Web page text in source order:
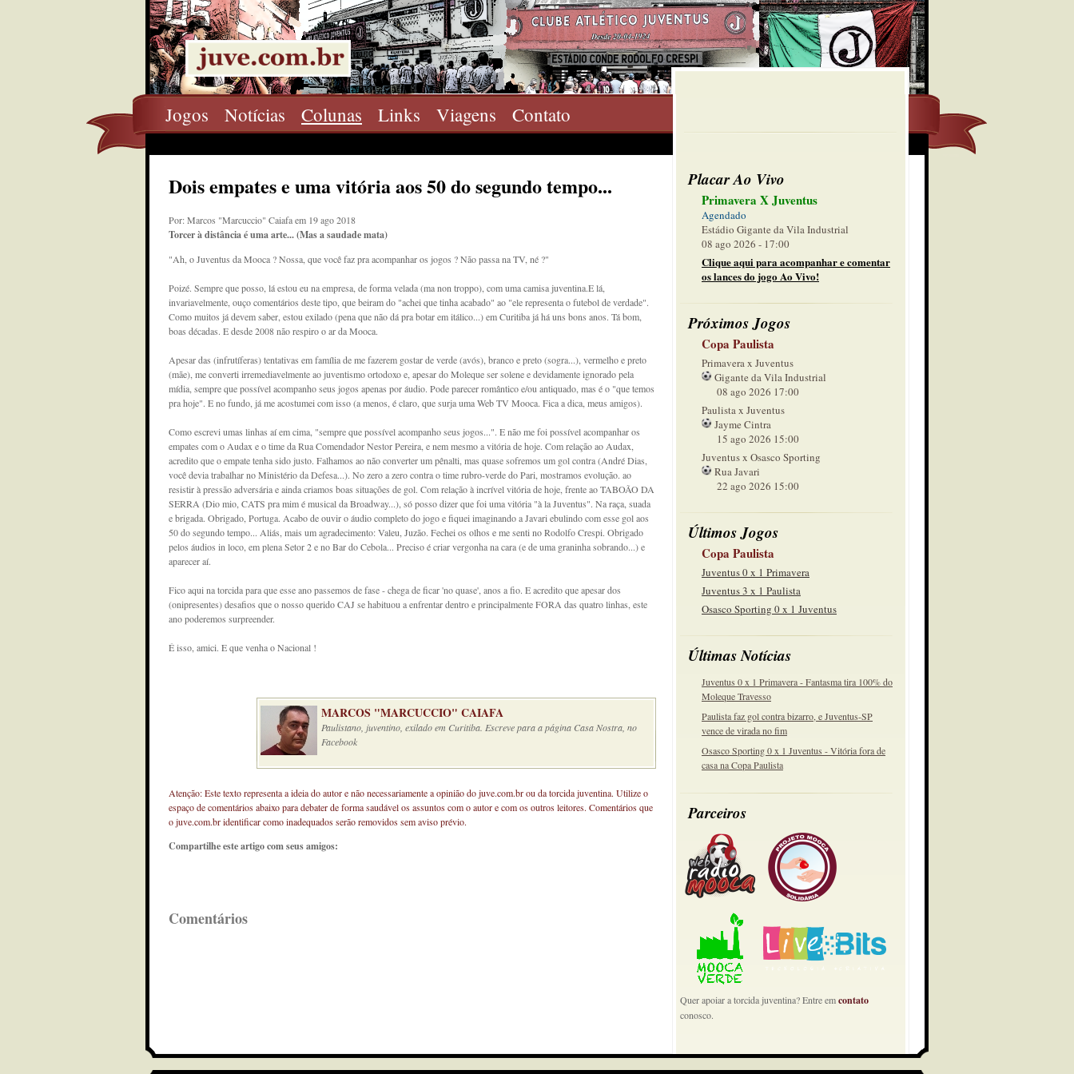
Jogos Notícias Colunas Links Viagens Contato
Placar Ao Vivo
Primavera X Juventus
Agendado
Estádio Gigante da Vila Industrial
08 ago 2026 - 17:00
Clique aqui para acompanhar e comentar
os lances do jogo Ao Vivo!
Próximos Jogos
Copa Paulista
Primavera x Juventus
Gigante da Vila Industrial
08 ago 2026 17:00
Paulista x Juventus
Jayme Cintra
15 ago 2026 15:00
Juventus x Osasco Sporting
Rua Javari
22 ago 2026 15:00
Últimos Jogos
Copa Paulista
Juventus 0 x 1 Primavera
Juventus 3 x 1 Paulista
Osasco Sporting 0 x 1 Juventus
Últimas Notícias
Juventus 0 x 1 Primavera - Fantasma tira 100% do
Moleque Travesso
Paulista faz gol contra bizarro, e Juventus-SP
vence de virada no fim
Osasco Sporting 0 x 1 Juventus - Vitória fora de
casa na Copa Paulista
Parceiros
Quer apoiar a torcida juventina? Entre emcontato
conosco.
Dois empates e uma vitória aos 50 do segundo tempo...
Por: Marcos "Marcuccio" Caiafa em 19 ago 2018
Torcer à distância é uma arte... (Mas a saudade mata)
"Ah, o Juventus da Mooca ? Nossa, que você faz pra acompanhar os jogos ? Não passa na TV, né ?"
Poizé. Sempre que posso, lá estou eu na empresa, de forma velada (ma non troppo), com uma camisa juventina.E lá,
invariavelmente, ouço comentários deste tipo, que beiram do "achei que tinha acabado" ao "ele representa o futebol de verdade".
Como muitos já devem saber, estou exilado (pena que não dá pra botar em itálico...) em Curitiba já há uns bons anos. Tá bom,
boas décadas. E desde 2008 não respiro o ar da Mooca.
Apesar das (infrutíferas) tentativas em família de me fazerem gostar de verde (avós), branco e preto (sogra...), vermelho e preto
(mãe), me converti irremediavelmente ao juventismo ortodoxo e, apesar do Moleque ser solene e devidamente ignorado pela
mídia, sempre que possível acompanho seus jogos apenas por áudio. Pode parecer romântico e/ou antiquado, mas é o "que temos
pra hoje". E no fundo, já me acostumei com isso (a menos, é claro, que surja uma Web TV Mooca. Fica a dica, meus amigos).
Como escrevi umas linhas aí em cima, "sempre que possível acompanho seus jogos...". E não me foi possível acompanhar os
empates com o Audax e o time da Rua Comendador Nestor Pereira, e nem mesmo a vitória de hoje. Com relação ao Audax,
acredito que o empate tenha sido justo. Falhamos ao não converter um pênalti, mas quase sofremos um gol contra (André Dias,
você devia trabalhar no Ministério da Defesa...). No zero a zero contra o time rubro-verde do Pari, mostramos evolução. ao
resistir à pressão adversária e ainda criamos boas situações de gol. Com relação à incrível vitória de hoje, frente ao TABOÃO DA
SERRA (Dio mio, CATS pra mim é musical da Broadway...), só posso dizer que foi uma vitória "à la Juventus". Na raça, suada
e brigada. Obrigado, Portuga. Acabo de ouvir o áudio completo do jogo e fiquei imaginando a Javari ebulindo com esse gol aos
50 do segundo tempo... Aliás, mais um agradecimento: Valeu, Juzão. Fechei os olhos e me senti no Rodolfo Crespi. Obrigado
pelos áudios in loco, em plena Setor 2 e no Bar do Cebola... Preciso é criar vergonha na cara (e de uma graninha sobrando...) e
aparecer aí.
Fico aqui na torcida para que esse ano passemos de fase - chega de ficar 'no quase', anos a fio. E acredito que apesar dos
(onipresentes) desafios que o nosso querido CAJ se habituou a enfrentar dentro e principalmente FORA das quatro linhas, este
ano poderemos surpreender.
É isso, amici. E que venha o Nacional !
MARCOS "MARCUCCIO" CAIAFA
Paulistano, juventino, exilado em Curitiba. Escreve para a página Casa Nostra, no
Facebook
Atenção: Este texto representa a ideia do autor e não necessariamente a opinião do juve.com.br ou da torcida juventina. Utilize o
espaço de comentários abaixo para debater de forma saudável os assuntos com o autor e com os outros leitores. Comentários que
o juve.com.br identificar como inadequados serão removidos sem aviso prévio.
Compartilhe este artigo com seus amigos:
Comentários